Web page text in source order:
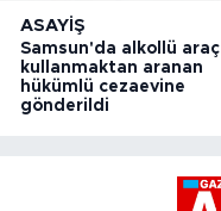
ASAYIŞ
Samsun'da alkollü araç
kullanmaktan aranan
hükümlü cezaevine
gönderildi